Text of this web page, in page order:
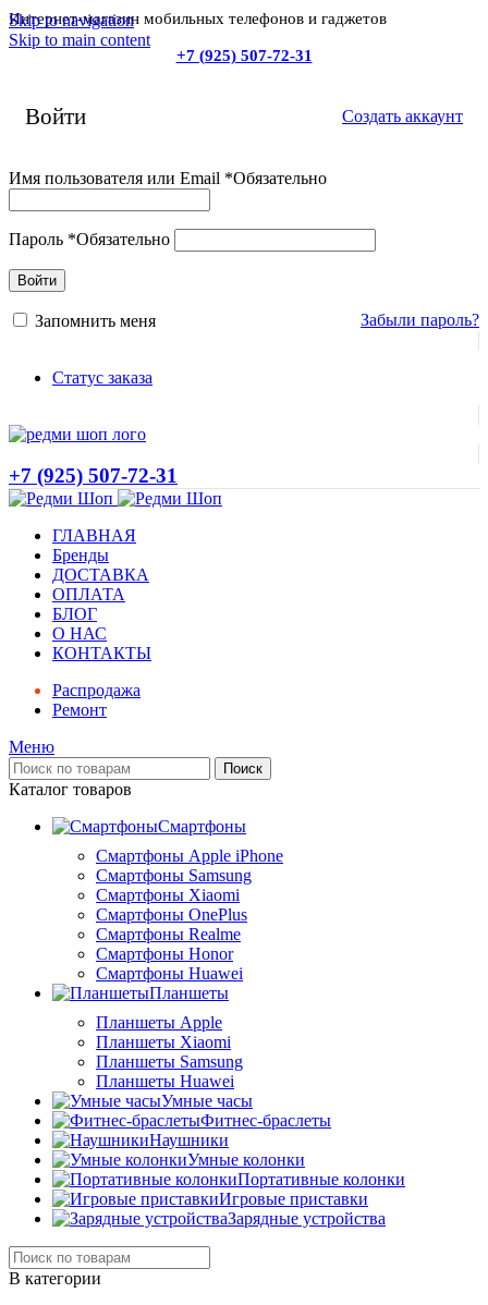
Skip to navigation
Skip to main content
Интернет-магазин мобильных телефонов и гаджетов
+7 (925) 507-72-31
Войти Создать аккаунт
Имя пользователя или Email *Обязательно
Пароль *Обязательно
Войти
Забыли пароль?
Запомнить меня
Статус заказа
+7 (925) 507-72-31
ГЛАВНАЯ
Бренды
ДОСТАВКА
ОПЛАТА
БЛОГ
О НАС
КОНТАКТЫ
Распродажа
Ремонт
Меню
Поиск
Каталог товаров
Смартфоны
Смартфоны Apple iPhone
Смартфоны Samsung
Смартфоны Xiaomi
Смартфоны OnePlus
Смартфоны Realme
Смартфоны Honor
Смартфоны Huawei
Планшеты
Планшеты Apple
Планшеты Xiaomi
Планшеты Samsung
Планшеты Huawei
Умные часы
Фитнес-браслеты
Наушники
Умные колонки
Портативные колонки
Игровые приставки
Зарядные устройства
В категории